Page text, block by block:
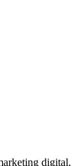
digital,